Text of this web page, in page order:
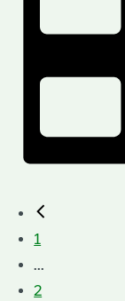
1
...
2